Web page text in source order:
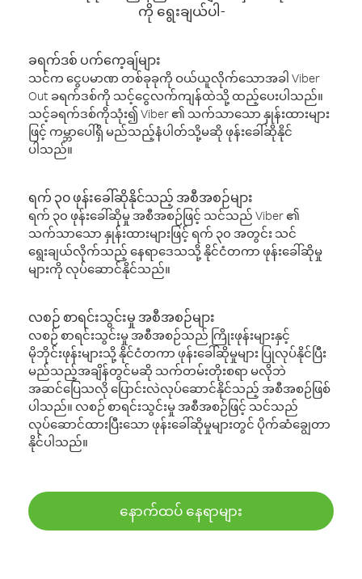
ကို ရွေးချယ်ပါ-
ခရက်ဒစ် ပက်ကေ့ချ်များ
သင်က ငွေပမာဏ တစ်ခုခုကို ဝယ်ယူလိုက်သောအခါ Viber
Out ခရက်ဒစ်ကို သင့်ငွေလက်ကျန်ထဲသို့ ထည့်ပေးပါသည်။
သင့်ခရက်ဒစ်ကိုသုံး၍ Viber ၏ သက်သာသော နှုန်းထားများ
ဖြင့် ကမ္ဘာပေါ်ရှိ မည်သည့်နံပါတ်သို့မဆို ဖုန်းခေါ်ဆိုနိုင်
ပါသည်။
ရက် ၃၀ ဖုန်းခေါ်ဆိုနိုင်သည့် အစီအစဉ်များ
ရက် ၃၀ ဖုန်းခေါ်ဆိုမှု အစီအစဉ်ဖြင့် သင်သည် Viber ၏
သက်သာသော နှုန်းထားများဖြင့် ရက် ၃၀ အတွင်း သင်
ရွေးချယ်လိုက်သည့် နေရာဒေသသို့ နိုင်ငံတကာ ဖုန်းခေါ်ဆိုမှု
များကို လုပ်ဆောင်နိုင်သည်။
လစဉ် စာရင်းသွင်းမှု အစီအစဉ်များ
လစဉ် စာရင်းသွင်းမှု အစီအစဉ်သည် ကြိုးဖုန်းများနှင့်
မိုဘိုင်းဖုန်းများသို့ နိုင်ငံတကာ ဖုန်းခေါ်ဆိုမှုများ ပြုလုပ်နိုင်ပြီး
မည်သည့်အချိန်တွင်မဆို သက်တမ်းတိုးစရာ မလိုဘဲ
အဆင်ပြေသလို ပြောင်းလဲလုပ်ဆောင်နိုင်သည့် အစီအစဉ်ဖြစ်
ပါသည်။ လစဉ် စာရင်းသွင်းမှု အစီအစဉ်ဖြင့် သင်သည်
လုပ်ဆောင်ထားပြီးသော ဖုန်းခေါ်ဆိုမှုများတွင် ပိုက်ဆံချွေတာ
နိုင်ပါသည်။
နောက်ထပ် နေရာများ